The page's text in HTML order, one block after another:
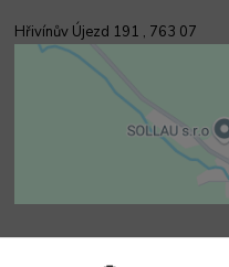
Hřivínův Újezd 191 , 763 07